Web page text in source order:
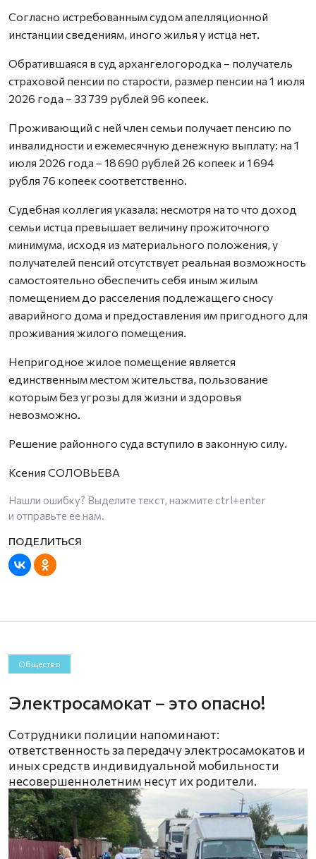
Согласно истребованным судом апелляционной
инстанции сведениям, иного жилья у истца нет.
Обратившаяся в суд архангелогородка – получатель
страховой пенсии по старости, размер пенсии на 1 июля
2026 года – 33 739 рублей 96 копеек.
Проживающий с ней член семьи получает пенсию по
инвалидности и ежемесячную денежную выплату: на 1
июля 2026 года – 18 690 рублей 26 копеек и 1 694
рубля 76 копеек соответственно.
Судебная коллегия указала: несмотря на то что доход
семьи истца превышает величину прожиточного
минимума, исходя из материального положения, у
получателей пенсий отсутствует реальная возможность
самостоятельно обеспечить себя иным жилым
помещением до расселения подлежащего сносу
аварийного дома и предоставления им пригодного для
проживания жилого помещения.
Непригодное жилое помещение является
единственным местом жительства, пользование
которым без угрозы для жизни и здоровья
невозможно.
Решение районного суда вступило в законную силу.
Ксения СОЛОВЬЕВА
Нашли ошибку? Выделите текст, нажмите ctrl+enter
и отправьте ее нам.
Общество
Электросамокат – это опасно!
Сотрудники полиции напоминают:
ответственность за передачу электросамокатов и
иных средств индивидуальной мобильности
несовершеннолетним несут их родители.